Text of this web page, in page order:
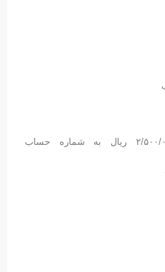
فیش واریزی مبلغ ۲/۵۰۰/۰۰۰ ریال به شماره حساب